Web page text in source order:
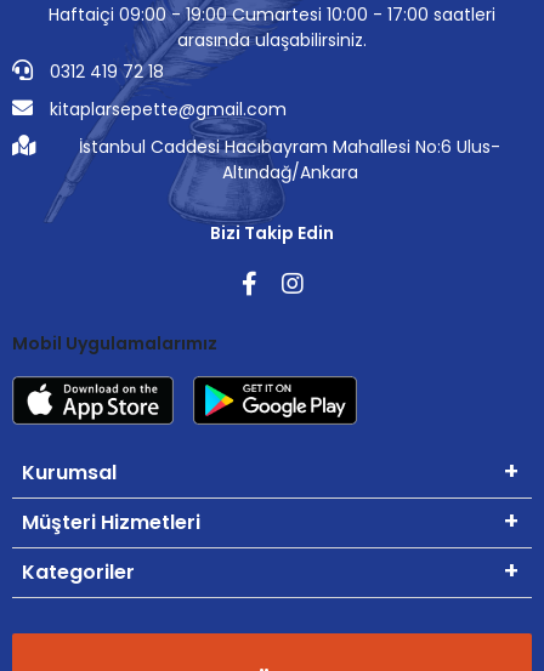
Haftaiçi 09:00 - 19:00 Cumartesi 10:00 - 17:00 saatleri
arasında ulaşabilirsiniz.
0312 419 72 18
kitaplarsepette@gmail.com
İstanbul Caddesi Hacıbayram Mahallesi No:6 Ulus-
Altındağ/Ankara
Bizi Takip Edin
Mobil Uygulamalarımız
Kurumsal
Müşteri Hizmetleri
Kategoriler